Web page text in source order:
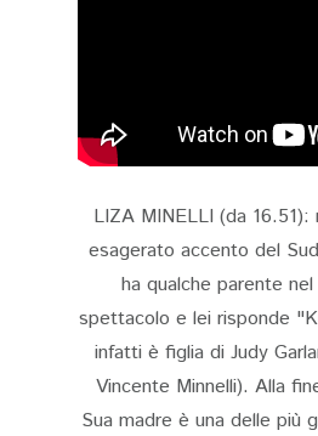
LIZA MINELLI (da 16.51):
esagerato accento del
ha qualche parente
spettacolo e lei risponde
infatti è figlia di Judy
Vincente Minnelli). Alla
Sua madre è una delle più